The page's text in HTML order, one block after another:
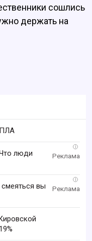
сошлись
держать на
i
люди
i
вы